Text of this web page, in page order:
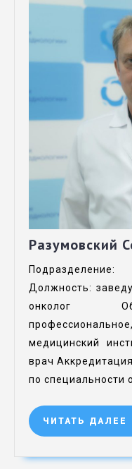
Разумовский
Подразделение:
Должность:
онколог
медицинский
врач
по специальности
ЧИТАТЬ ДАЛЕЕ